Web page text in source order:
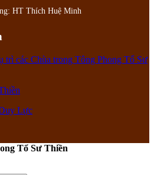
HT Thích Huệ Minh
các Chùa trong Tông Phong Tổ Sư
Lực
Tổ Sư Thiền